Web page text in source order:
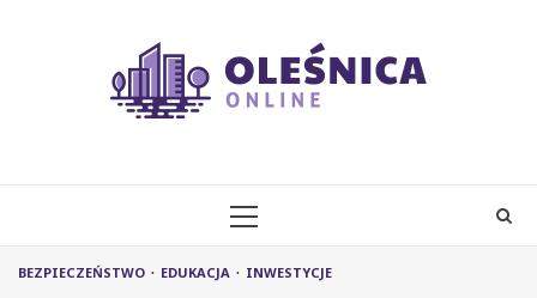
PRIMARY
BEZPIECZEŃSTWO EDUKACJA INWESTYCJE